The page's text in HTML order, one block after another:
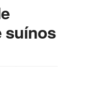
suínos